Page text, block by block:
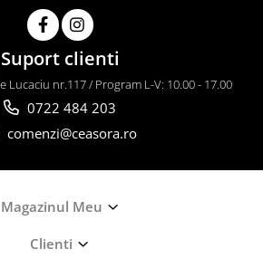
Suport clienti
Lucaciu nr.117 / Program L-V: 10.00 - 17.00
0722 484 203
comenzi@ceasora.ro
Magazinul Meu
Clienti